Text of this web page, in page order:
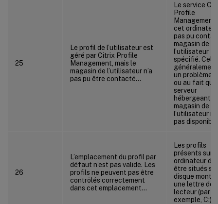
25
Le profil de l’utilisateur est
géré par Citrix Profile
Management, mais le
magasin de l’utilisateur n’a
pas pu être contacté…
Le service
Profile
Management
cet ordinateur
pas pu
magasin de
l’utilisateur
spécifié. Cela
un problème
ou au fait
serveur
hébergeant le
magasin de
l’utilisateur
pas
26
L’emplacement du profil par
défaut n’est pas valide. Les
profils ne peuvent pas être
contrôlés correctement
dans cet emplacement…
Les profils
présents sur
ordinateur
être situés
disque monté
une lettre de
lecteur (par
exemple, C:).